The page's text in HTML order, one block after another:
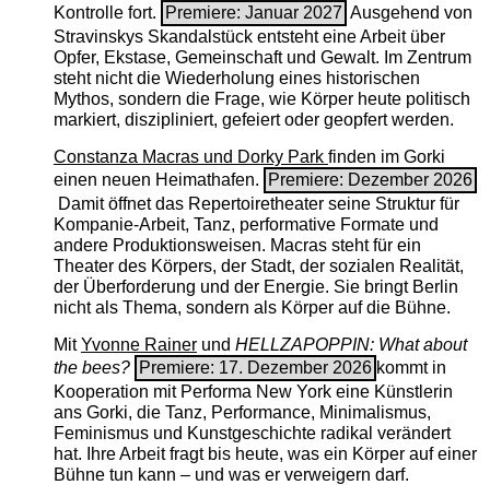
Kontrolle fort.
Premiere: Januar 2027 Ausgehend von
Stravinskys Skandalstück entsteht eine Arbeit über
Opfer, Ekstase, Gemeinschaft und Gewalt. Im Zentrum
steht nicht die Wiederholung eines historischen
Mythos, sondern die Frage, wie Körper heute politisch
markiert, diszipliniert, gefeiert oder geopfert werden.
Constanza Macras und Dorky Park finden im Gorki
einen neuen Heimathafen.
Premiere: Dezember 2026
Damit öffnet das Repertoiretheater seine Struktur für
Kompanie-Arbeit, Tanz, performative Formate und
andere Produktionsweisen. Macras steht für ein
Theater des Körpers, der Stadt, der sozialen Realität,
der Überforderung und der Energie. Sie bringt Berlin
nicht als Thema, sondern als Körper auf die Bühne.
MitYvonne Rainerund HELLZAPOPPIN: What about
the bees? Premiere: 17. Dezember 2026 kommt in
Kooperation mit Performa New York eine Künstlerin
ans Gorki, die Tanz, Performance, Minimalismus,
Feminismus und Kunstgeschichte radikal verändert
hat. Ihre Arbeit fragt bis heute, was ein Körper auf einer
Bühne tun kann – und was er verweigern darf.